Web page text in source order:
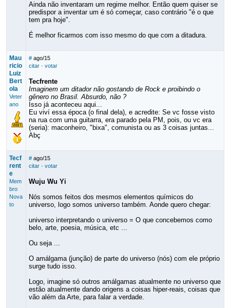
Ainda não inventaram um regime melhor. Então quem quiser se
predispor a inventar um é só começar, caso contrário "é o que
tem pra hoje".
É melhor ficarmos com isso mesmo do que com a ditadura.
Mau
ricio
Luiz
Bert
ola
Veter
ano
# ago/15
citar· votar
Tecfrente
Imaginem um ditador não gostando de Rock e proibindo o
gênero no Brasil. Absurdo, não ?
Isso já aconteceu aqui...
Eu viví essa época (o final dela), e acredite: Se vc fosse visto
na rua com uma guitarra, era parado pela PM, pois, ou vc era
(seria): maconheiro, "bixa", comunista ou as 3 coisas juntas...
Abç
Tecf
rent
e
Mem
bro
Nova
to
# ago/15
citar· votar
Wuju Wu Yi
Nós somos feitos dos mesmos elementos químicos do
universo, logo somos universo também. Aonde quero chegar:
universo interpretando o universo = O que concebemos como
belo, arte, poesia, música, etc ...
Ou seja ...
O amálgama (junção) de parte do universo (nós) com ele próprio
surge tudo isso.
Logo, imagine só outros amálgamas atualmente no universo que
estão atualmente dando origens a coisas hiper-reais, coisas que
vão além da Arte, para falar a verdade.